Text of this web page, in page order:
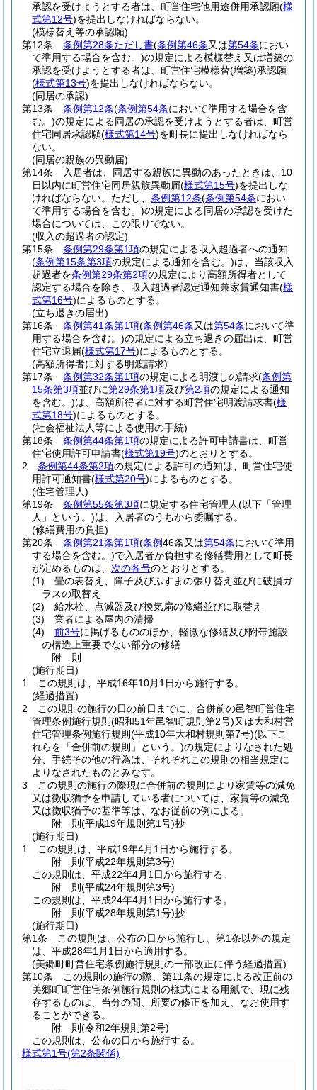
承認を受けようとする者は、町営住宅他用途併用承認願(様
式第12号)を提出しなければならない。
(模様替え等の承認願)
第12条
条例第28条ただし書(条例第46条又は第54条におい
て準用する場合を含む。)の規定による模様替え又は増築の
承認を受けようとする者は、町営住宅模様替(増築)承認願
(様式第13号)を提出しなければならない。
(同居の承認)
第13条
条例第12条(条例第54条において準用する場合を含
む。)の規定による同居の承認を受けようとする者は、町営
住宅同居承認願(様式第14号)を町長に提出しなければなら
ない。
(同居の親族の異動届)
第14条
入居者は、同居する親族に異動のあったときは、10
日以内に町営住宅同居親族異動届(様式第15号)を提出しな
ければならない。 ただし、 条例第12条(条例第54条におい
て準用する場合を含む。)の規定による同居の承認を受けた
場合については、この限りでない。
(収入の超過者の認定)
第15条
条例第29条第1項の規定による収入超過者への通知
(条例第15条第3項の規定による通知を含む。)は、当該収入
超過者を条例第29条第2項の規定により高額所得者として
認定する場合を除き、収入超過者認定通知兼家賃通知書(様
式第16号)によるものとする。
(立ち退きの届出)
第16条
条例第41条第1項(条例第46条又は第54条において準
用する場合を含む。)の規定による立ち退きの届出は、町営
住宅立退届(様式第17号)によるものとする。
(高額所得者に対する明渡請求)
第17条
条例第32条第1項の規定による明渡しの請求(条例第
15条第3項並びに第29条第1項及び第2項の規定による通知
を含む。)は、高額所得者に対する町営住宅明渡請求書(様
式第18号)によるものとする。
(社会福祉法人等による使用の手続)
第18条
条例第44条第1項の規定による許可申請書は、町営
住宅使用許可申請書(様式第19号)のとおりとする。
2
条例第44条第2項の規定による許可の通知は、町営住宅使
用許可通知書(様式第20号)によるものとする。
(住宅管理人)
第19条
条例第55条第3項に規定する住宅管理人(以下「管理
人」という。)は、入居者のうちから委嘱する。
(修繕費用の負担)
第20条
条例第21条第1項(条例46条又は第54条において準用
する場合を含む。)で入居者が負担する修繕費用として町長
が定めるものは、 次の各号のとおりとする。
(1)
畳の表替え、障子及びふすまの張り替え並びに破損ガ
ラスの取替え
(2)
給水栓、点滅器及び換気扇の修繕並びに取替え
(3)
業者による屋内の清掃
(4)
前3号に掲げるもののほか、軽微な修繕及び附帯施設
の構造上重要でない部分の修繕
附 則
(施行期日)
1
この規則は、平成16年10月1日から施行する。
(経過措置)
2
この規則の施行の日の前日までに、合併前の邑智町営住宅
管理条例施行規則 (昭和51年邑智町規則第2号)又は大和村営
住宅管理条例施行規則 (平成10年大和村規則第7号)(以下こ
れらを「合併前の規則」という。)の規定によりなされた処
分、手続その他の行為は、それぞれこの規則の相当規定に
よりなされたものとみなす。
3
この規則の施行の際現に合併前の規則により家賃等の減免
又は徴収猶予を申請している者については、家賃等の減免
又は徴収猶予の基準等は、なお従前の例による。
附 則(平成19年規則第1号)抄
(施行期日)
1
この規則は、平成19年4月1日から施行する。
附 則(平成22年規則第3号)
この規則は、平成22年4月1日から施行する。
附 則(平成24年規則第3号)
この規則は、平成24年4月1日から施行する。
附 則(平成28年規則第1号)抄
(施行期日)
第1条
この規則は、公布の日から施行し、第1条以外の規定
は、平成28年1月1日から適用する。
(美郷町町営住宅条例施行規則の一部改正に伴う経過措置)
第10条
この規則の施行の際、第11条の規定による改正前の
美郷町町営住宅条例施行規則の様式による用紙で、現に残
存するものは、当分の間、所要の修正を加え、なお使用す
ることができる。
附 則(令和2年規則第2号)
この規則は、公布の日から施行する。
様式第1号(第2条関係)